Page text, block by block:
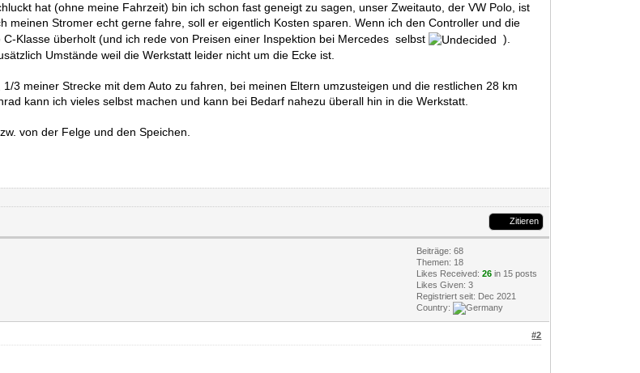
hat (ohne meine Fahrzeit) bin ich schon fast geneigt zu sagen, unser Zweitauto, der VW Polo, ist
meinen Stromer echt gerne fahre, soll er eigentlich Kosten sparen. Wenn ich den Controller und die
Klasse überholt (und ich rede von Preisen einer Inspektion bei Mercedes selbst
).
Umstände weil die Werkstatt leider nicht um die Ecke ist.
3 meiner Strecke mit dem Auto zu fahren, bei meinen Eltern umzusteigen und die restlichen 28 km
kann ich vieles selbst machen und kann bei Bedarf nahezu überall hin in die Werkstatt.
von der Felge und den Speichen.
Zitieren
Beiträge: 68
Themen: 18
Likes Received:26 in 15 posts
Likes Given: 3
Registriert seit: Dec 2021
Country:
#2